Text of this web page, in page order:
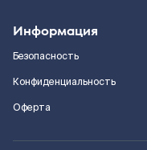
Информация
Безопасность
Конфиденциальность
Оферта